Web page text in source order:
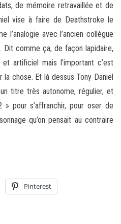
de mémoire retravaillée et de
vise à faire de Deathstroke le
l’analogie avec l’ancien collègue
comme ça, de façon lapidaire,
artificiel mais l’important c’est
la chose. Et là dessus Tony Daniel
titre très autonome, régulier, et
pour s’affranchir, pour oser de
qu’on pensait au contraire
Pinterest